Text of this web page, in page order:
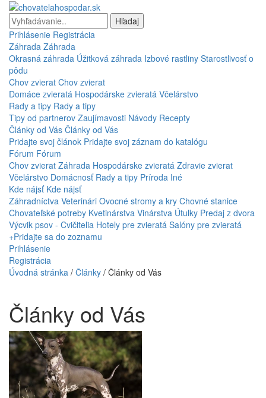
Hľadaj
Prihlásenie Registrácia
Záhrada Záhrada
Okrasná záhrada Úžitková záhrada Izbové rastliny Starostlivosť o
pôdu
Chov zvierat Chov zvierat
Domáce zvieratá Hospodárske zvieratá Včelárstvo
Rady a tipy Rady a tipy
Tipy od partnerov Zaujímavosti Návody Recepty
Články od Vás Články od Vás
Pridajte svoj článok Pridajte svoj záznam do katalógu
Fórum Fórum
Chov zvierat Záhrada Hospodárske zvieratá Zdravie zvierat
Včelárstvo Domácnosť Rady a tipy Príroda Iné
Kde nájsť Kde nájsť
Záhradníctva Veterinári Ovocné stromy a kry Chovné stanice
Chovateľské potreby Kvetinárstva Vinárstva Útulky Predaj z dvora
Výcvik psov - Cvičitelia Hotely pre zvieratá Salóny pre zvieratá
+Pridajte sa do zoznamu
Prihlásenie
Registrácia
Úvodná stránka / Články / Články od Vás
Články od Vás